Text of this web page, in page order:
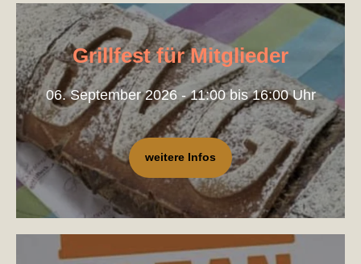
Grillfest für Mitglieder
06. September 2026 - 11:00 bis 16:00 Uhr
weitere Infos